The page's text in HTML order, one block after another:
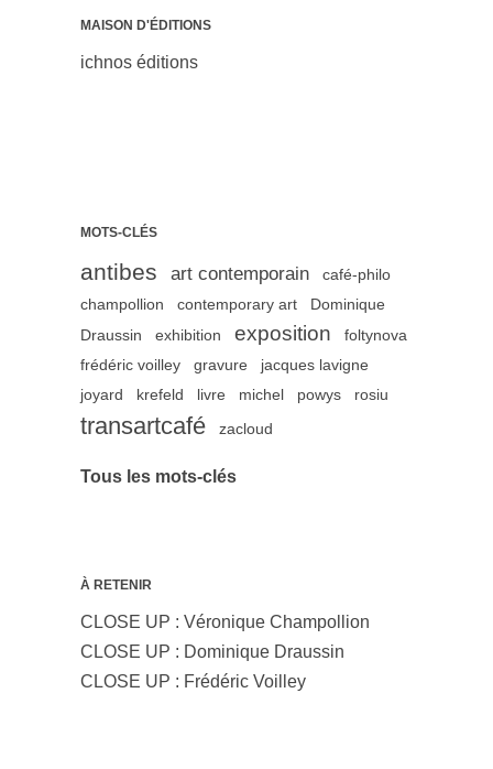
MAISON D'ÉDITIONS
ichnos éditions
MOTS-CLÉS
antibes art contemporain
café-philo
champollion
contemporary art
Dominique
Draussin
exhibition exposition
foltynova
frédéric voilley
gravure
jacques lavigne
joyard
krefeld livre michel powys rosiu
transartcafé zacloud
Tous les mots-clés
À RETENIR
CLOSE UP : Véronique Champollion
CLOSE UP : Dominique Draussin
CLOSE UP : Frédéric Voilley